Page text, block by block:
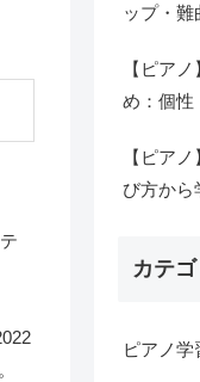
ップ・
【ピア
め：個性
【ピア
び方から
カテ
ピアノ学